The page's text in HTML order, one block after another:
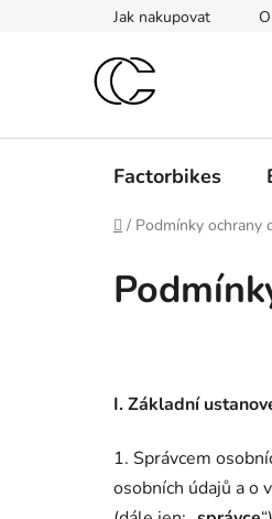
Jak nakupovat
Factorbikes
Domů
/ Podmínky ochrany
I. Základní
1. Správcem
osobních údajů a o